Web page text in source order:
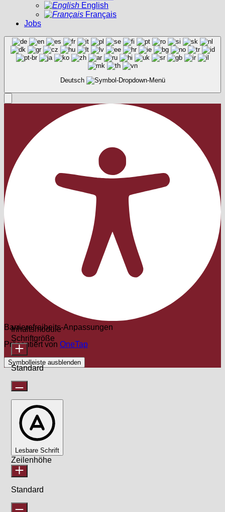
English
Français
Jobs
Deutsch
Barrierefreiheits-Anpassungen
Präsentiert von OneTap
Symbolleiste ausblenden
Inhaltsmodule
Schriftgröße
Standard
Lesbare Schrift
Zeilenhöhe
Standard